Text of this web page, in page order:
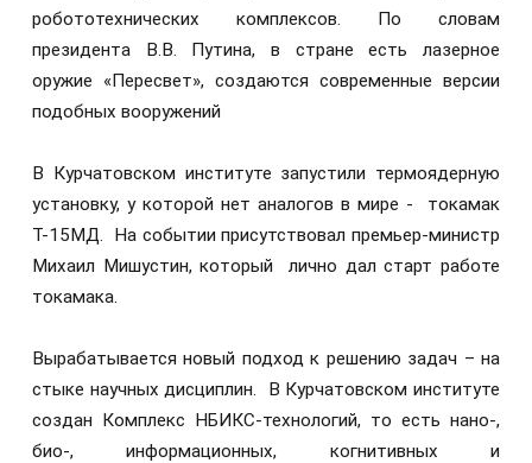
робототехнических комплексов. По словам
президента В.В. Путина, в стране есть лазерное
оружие «Пересвет», создаются современные версии
подобных вооружений
В Курчатовском институте запустили термоядерную
установку, у которой нет аналогов в мире - токамак
Т-15МД. На событии присутствовал премьер-министр
Михаил Мишустин, который лично дал старт работе
токамака.
Вырабатывается новый подход к решению задач – на
стыке научных дисциплин. В Курчатовском институте
создан Комплекс НБИКС-технологий, то есть нано-,
био-, информационных, когнитивных и